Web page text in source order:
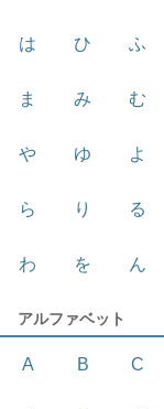
は ひ ふ
ま み む
や ゆ よ
ら り る
わ を ん
アルファベット
A B C